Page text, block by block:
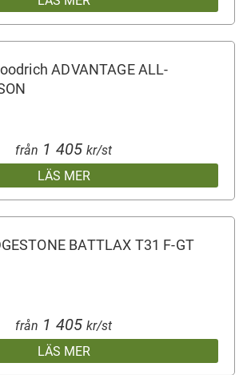
ADVANTAGE ALL-
LÄS MER
från 1 405 kr/st
BATTLAX T31 F-GT
LÄS MER
från 1 405 kr/st